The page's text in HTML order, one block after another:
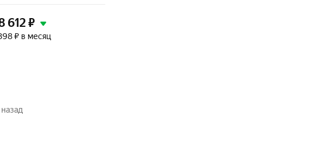
612₽
₽ в месяц